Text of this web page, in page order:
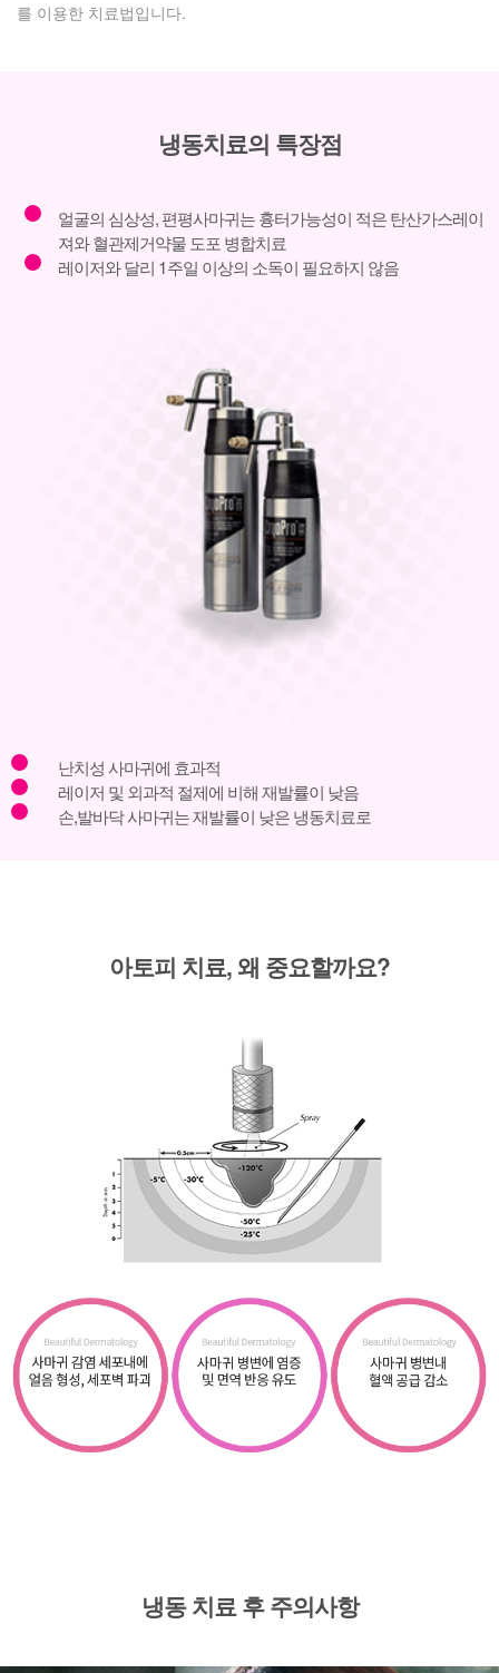
를 이용한 치료법입니다.
냉동치료의 특장점
얼굴의 심상성, 편평사마귀는 흉터가능성이 적은 탄산가스레이
져와 혈관제거약물 도포 병합치료
레이저와 달리 1주일 이상의 소독이 필요하지 않음
난치성 사마귀에 효과적
레이저 및 외과적 절제에 비해 재발률이 낮음
손,발바닥 사마귀는 재발률이 낮은 냉동치료로
​아토피 치료, 왜 중요할까요?
​냉동 치료 후 주의사항